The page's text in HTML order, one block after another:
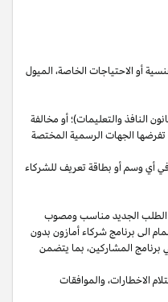
أو الاحتياجات الخاصة، الميول
والتعليمات)؛ أو مخالفة
تفرضها الجهات الرسمية المختصة
أي وسم أو بطاقة تعريف للشركاء
الطلب الجديد مناسب ومصوب
الى برنامج شركاء أمازون بدون
برنامج المشاركين، بما يتضمن
الاخطارات،والموافقات